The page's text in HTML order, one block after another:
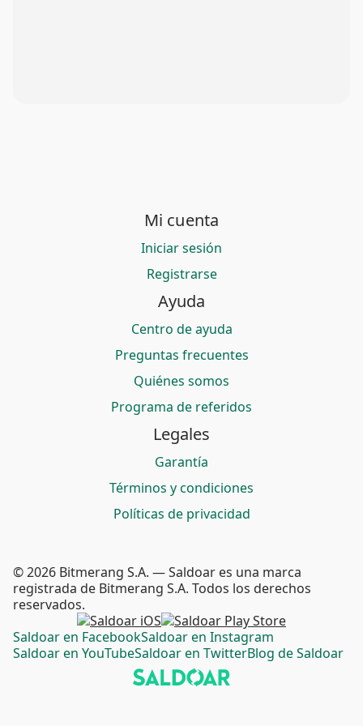
Mi cuenta
Iniciar sesión
Registrarse
Ayuda
Centro de ayuda
Preguntas frecuentes
Quiénes somos
Programa de referidos
Legales
Garantía
Términos y condiciones
Políticas de privacidad
Saldoar en FacebookSaldoar en Instagram
Saldoar en YouTubeSaldoar en TwitterBlog de Saldoar
© 2026 Bitmerang S.A. — Saldoar es una marca
registrada de Bitmerang S.A. Todos los derechos
reservados.